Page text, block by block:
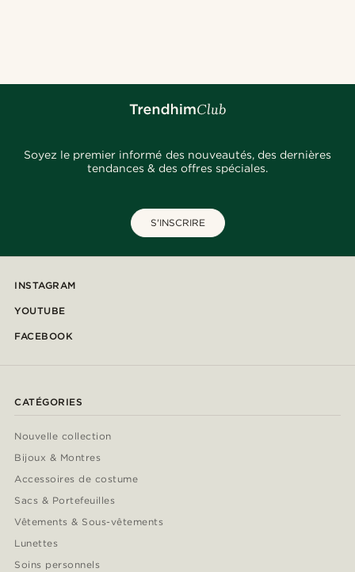
Soyez le premier informé des nouveautés, des dernières
tendances & des offres spéciales.
S'INSCRIRE
INSTAGRAM
YOUTUBE
FACEBOOK
CATÉGORIES
Nouvelle collection
Bijoux & Montres
Accessoires de costume
Sacs & Portefeuilles
Vêtements & Sous-vêtements
Lunettes
Soins personnels